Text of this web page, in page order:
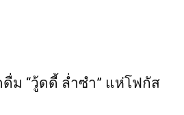
ดื่ม “วู้ดดี้ ล่ำซำ” แห่โฟกัส